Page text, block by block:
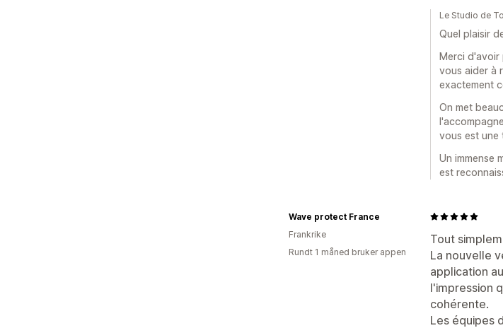
Le Studio de
Quel plaisir
Merci d'avoir
vous aider à
exactement
On met
vous est une
Un immense
est
Tout
La nouvelle
application
l'impression
cohérente.
Les équipes
Wave protect France
Frankrike
Rundt 1 måned bruker appen